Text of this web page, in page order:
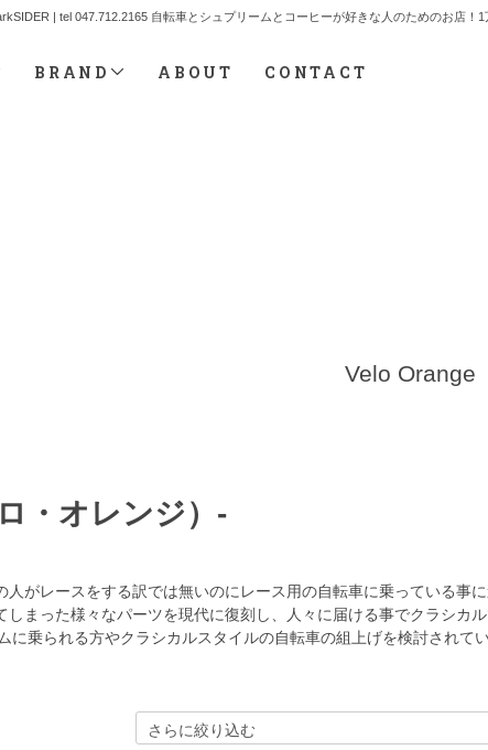
| tel 047.712.2165 自転車とシュプリームとコーヒーが好きな人のためのお店！
BRAND ABOUT CONTACT
Velo Orange
・オレンジ）-
がレースをする訳では無いのにレース用の自転車に乗っている事
まった様々なパーツを現代に復刻し、人々に届ける事でクラシ
に乗られる方やクラシカルスタイルの自転車の組上げを検討されて